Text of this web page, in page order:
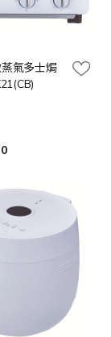
氣多士焗